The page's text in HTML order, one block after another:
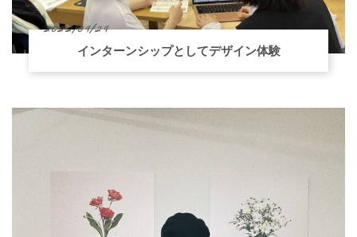
2022/09/29
インターンシップとしてデザイン体験